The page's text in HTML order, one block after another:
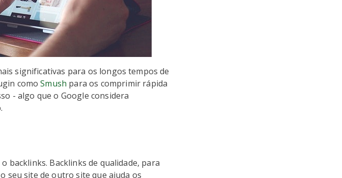
significativas para os longos tempos de
comoSmush para os comprimir rápida
- algo que o Google considera
backlinks. Backlinks de qualidade, para
seu site de outro site que ajuda os